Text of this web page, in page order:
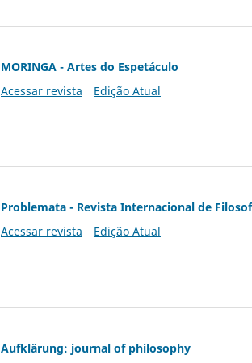
MORINGA - Artes do Espetáculo
Acessar revista
Edição Atual
Problemata - Revista Internacional de
Acessar revista
Edição Atual
Aufklärung: journal of philosophy